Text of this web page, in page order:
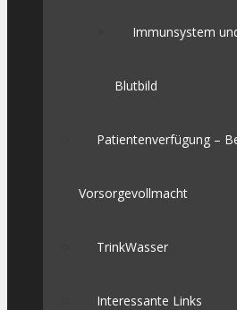
Immunsystem
Blutbild
Patientenverfügung –
Vorsorgevollmacht
TrinkWasser
Interessante Links